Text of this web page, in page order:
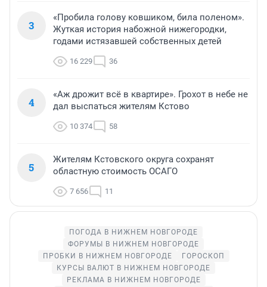
3
«Пробила голову ковшиком, била поленом».
Жуткая история набожной нижегородки,
годами истязавшей собственных детей
16 229 36
4
«Аж дрожит всё в квартире». Грохот в небе не
дал выспаться жителям Кстово
10 374 58
5
Жителям Кстовского округа сохранят
областную стоимость ОСАГО
7 656 11
ПОГОДА В НИЖНЕМ НОВГОРОДЕ
ФОРУМЫ В НИЖНЕМ НОВГОРОДЕ
ПРОБКИ В НИЖНЕМ НОВГОРОДЕ
ГОРОСКОП
КУРСЫ ВАЛЮТ В НИЖНЕМ НОВГОРОДЕ
РЕКЛАМА В НИЖНЕМ НОВГОРОДЕ